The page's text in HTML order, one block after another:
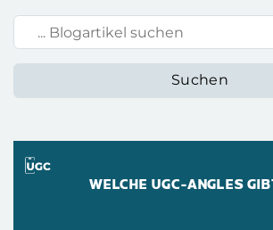
WELCHE UGC-ANGLES